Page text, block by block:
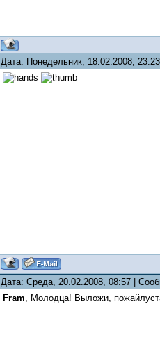
Дата: Понедельник, 18.02.2008,
Дата: Среда, 20.02.2008, 08:57 |
Fram, Молодца! Выложи,